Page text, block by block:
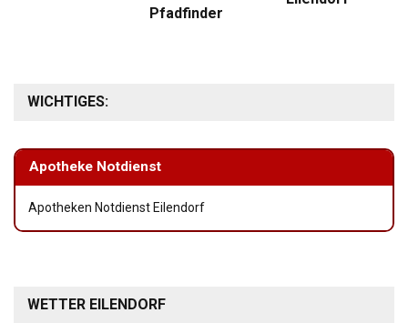
Pfadfinder
WICHTIGES:
Apotheke Notdienst
Apotheken Notdienst Eilendorf
WETTER EILENDORF